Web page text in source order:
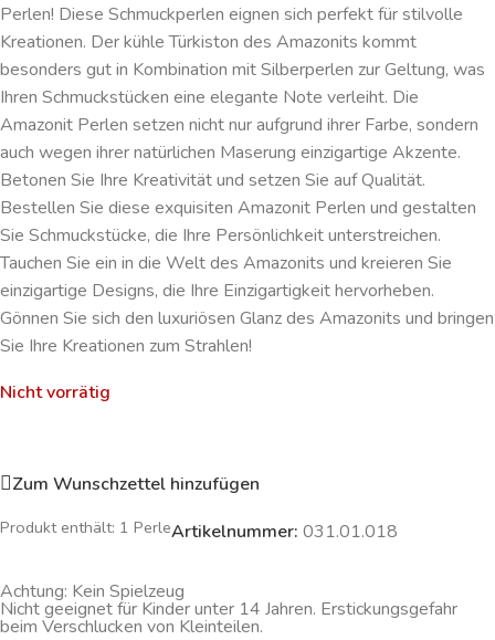
Perlen! Diese Schmuckperlen eignen sich perfekt für stilvolle
Kreationen. Der kühle Türkiston des Amazonits kommt
besonders gut in Kombination mit Silberperlen zur Geltung, was
Ihren Schmuckstücken eine elegante Note verleiht. Die
Amazonit Perlen setzen nicht nur aufgrund ihrer Farbe, sondern
auch wegen ihrer natürlichen Maserung einzigartige Akzente.
Betonen Sie Ihre Kreativität und setzen Sie auf Qualität.
Bestellen Sie diese exquisiten Amazonit Perlen und gestalten
Sie Schmuckstücke, die Ihre Persönlichkeit unterstreichen.
Tauchen Sie ein in die Welt des Amazonits und kreieren Sie
einzigartige Designs, die Ihre Einzigartigkeit hervorheben.
Gönnen Sie sich den luxuriösen Glanz des Amazonits und bringen
Sie Ihre Kreationen zum Strahlen!
Nicht vorrätig
Zum Wunschzettel hinzufügen
Produkt enthält: 1 PerleArtikelnummer: 031.01.018
Achtung: Kein Spielzeug
Nicht geeignet für Kinder unter 14 Jahren. Erstickungsgefahr
beim Verschlucken von Kleinteilen.